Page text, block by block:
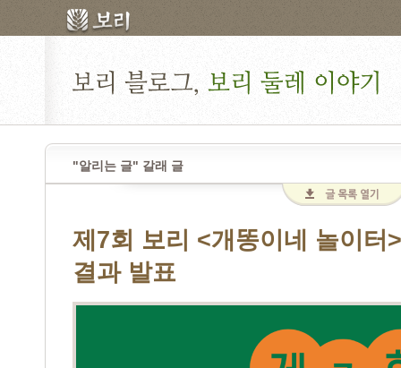
"알리는 글" 갈래 글
제7회 보리 <개똥이네 놀이터
결과 발표